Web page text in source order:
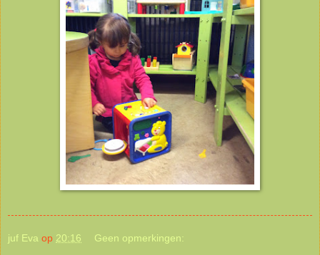
juf Eva op 20:16 Geen opmerkingen: